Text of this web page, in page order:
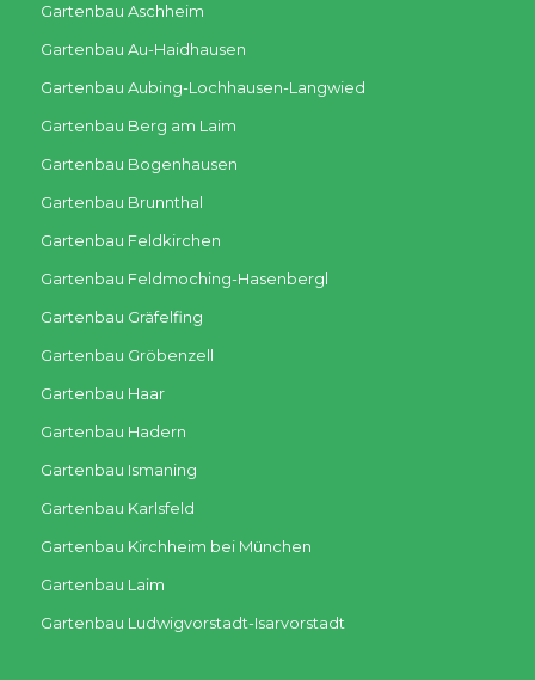
Gartenbau Aschheim
Gartenbau Au-Haidhausen
Gartenbau Aubing-Lochhausen-Langwied
Gartenbau Berg am Laim
Gartenbau Bogenhausen
Gartenbau Brunnthal
Gartenbau Feldkirchen
Gartenbau Feldmoching-Hasenbergl
Gartenbau Gräfelfing
Gartenbau Gröbenzell
Gartenbau Haar
Gartenbau Hadern
Gartenbau Ismaning
Gartenbau Karlsfeld
Gartenbau Kirchheim bei München
Gartenbau Laim
Gartenbau Ludwigvorstadt-Isarvorstadt